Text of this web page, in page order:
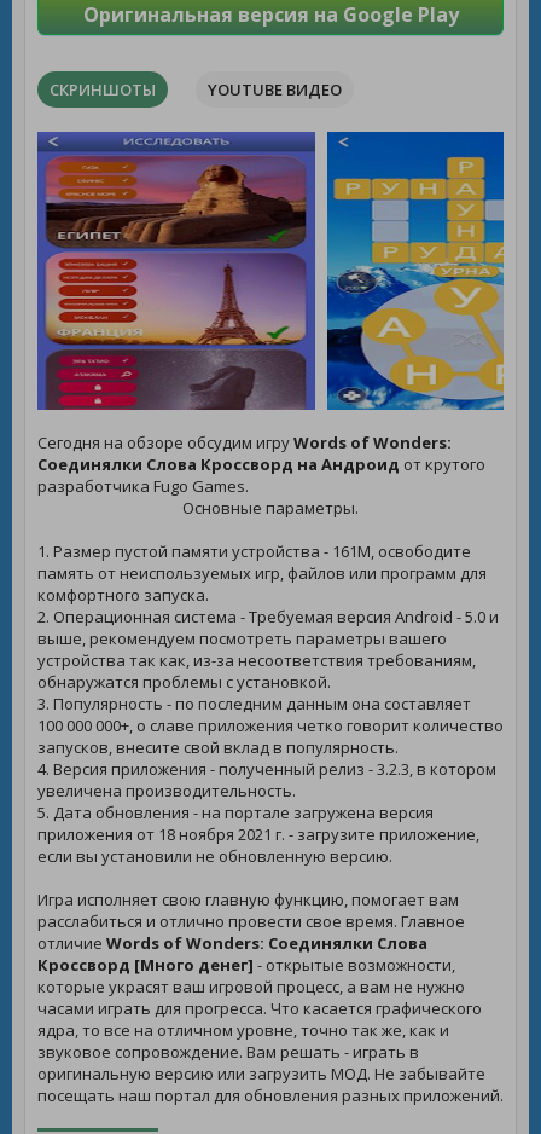
Оригинальная версия на Google Play
СКРИНШОТЫ YOUTUBE ВИДЕО
Сегодня на обзоре обсудим игруWords of Wonders:
Соединялки Слова Кроссворд на Андроид от крутого
разработчика Fugo Games.
Основные параметры.
1. Размер пустой памяти устройства - 161M, освободите
память от неиспользуемых игр, файлов или программ для
комфортного запуска.
2. Операционная система - Требуемая версия Android - 5.0 и
выше, рекомендуем посмотреть параметры вашего
устройства так как, из-за несоответствия требованиям,
обнаружатся проблемы с установкой.
3. Популярность - по последним данным она составляет
100 000 000+, о славе приложения четко говорит количество
запусков, внесите свой вклад в популярность.
4. Версия приложения - полученный релиз - 3.2.3, в котором
увеличена производительность.
5. Дата обновления - на портале загружена версия
приложения от 18 ноября 2021 г. - загрузите приложение,
если вы установили не обновленную версию.
Игра исполняет свою главную функцию, помогает вам
расслабиться и отлично провести свое время. Главное
отличие Words of Wonders: Соединялки Слова
Кроссворд [Много денег] - открытые возможности,
которые украсят ваш игровой процесс, а вам не нужно
часами играть для прогресса. Что касается графического
ядра, то все на отличном уровне, точно так же, как и
звуковое сопровождение. Вам решать - играть в
оригинальную версию или загрузить МОД. Не забывайте
посещать наш портал для обновления разных приложений.